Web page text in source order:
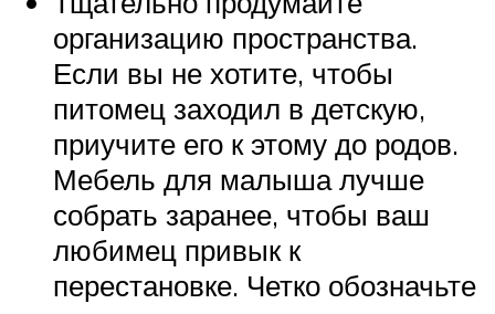
организацию пространства.
Если вы не хотите, чтобы
питомец заходил в детскую,
приучите его к этому до родов.
Мебель для малыша лучше
собрать заранее, чтобы ваш
любимец привык к
перестановке. Четко обозначьте